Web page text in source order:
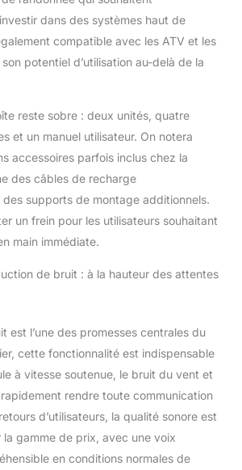
coques
interchangeables pour
s'adapter à différents
styles de casques, et
gants, garantissant
ainsi une conduite plus
sûre. [Haut-parleur de
Haute Définition] Le
moto est équipé des
technologies de
réduction du bruit DSP
efficacement les bruits
sonore, même à
grande vitesse. (Parfait
pour les casques
intégraux et les
casques modulable).
[Casque Bluetooth
système de
communication moto
dans des systèmes haut de
compatible avec les ATV et les
potentiel d’utilisation au-delà de la
reste sobre : deux unités, quatre
et un manuel utilisateur. On notera
accessoires parfois inclus chez la
des câbles de recharge
des supports de montage additionnels.
un frein pour les utilisateurs souhaitant
main immédiate.
de bruit : à la hauteur des attentes
est l’une des promesses centrales du
cette fonctionnalité est indispensable
à vitesse soutenue, le bruit du vent et
rendre toute communication
d’utilisateurs, la qualité sonore est
gamme de prix, avec une voix
en conditions normales de